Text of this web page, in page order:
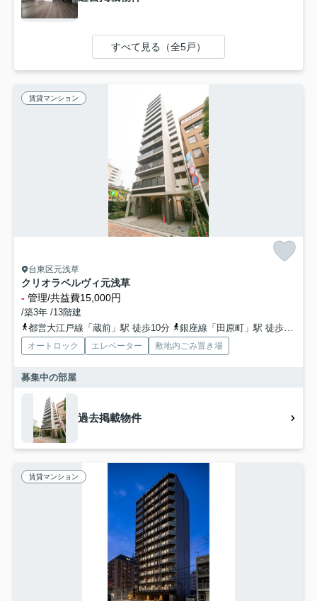
すべて見る（全5戸）
賃貸マンション
台東区元浅草
クリオラベルヴィ元浅草
- 管理/共益費15,000円
/築3年 /13階建
都営大江戸線「蔵前」駅 徒歩10分
銀座線「田原町」駅 徒歩7分
オートロック エレベーター 敷地内ごみ置き場
募集中の部屋
過去掲載物件
賃貸マンション